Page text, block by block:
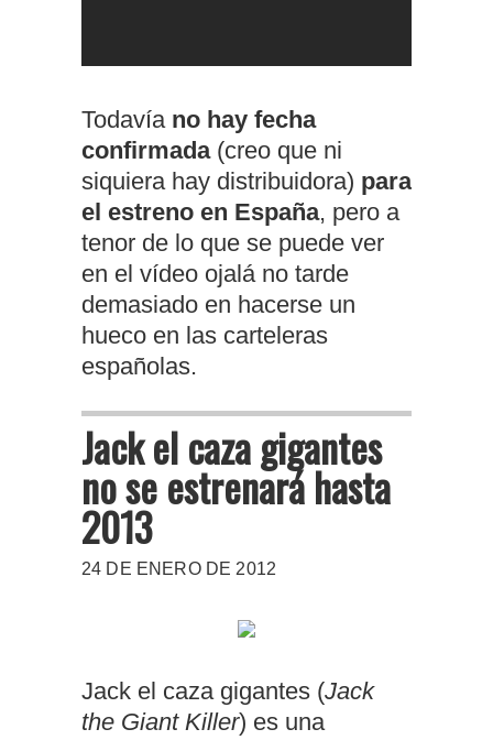
Todavía no hay fecha
confirmada(creo que ni
siquiera hay distribuidora) para
el estreno en España, pero a
tenor de lo que se puede ver
en el vídeo ojalá no tarde
demasiado en hacerse un
hueco en las carteleras
españolas.
Jack el caza gigantes
no se estrenará hasta
2013
24 DE ENERO DE 2012
Jack el caza gigantes (Jack
the Giant Killer) es una